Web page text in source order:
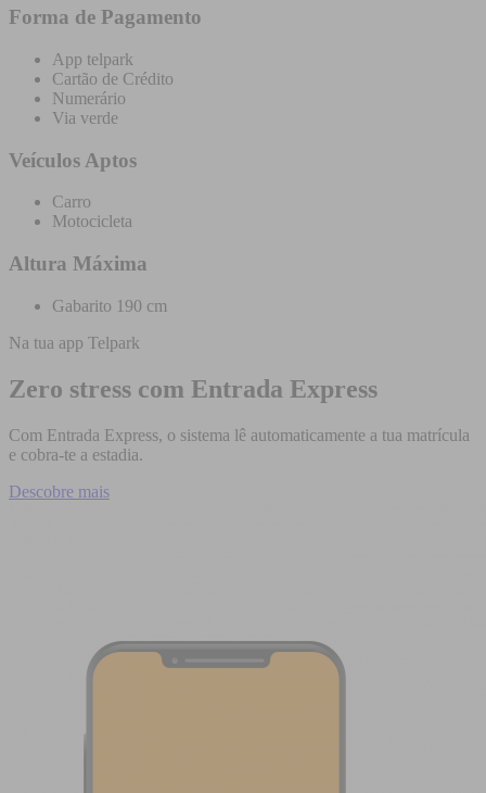
Forma de Pagamento
App telpark
Cartão de Crédito
Numerário
Via verde
Veículos Aptos
Carro
Motocicleta
Altura Máxima
Gabarito 190 cm
Na tua app Telpark
Zero stress com Entrada Express
Com Entrada Express, o sistema lê automaticamente a tua matrícula
e cobra-te a estadia.
Descobre mais